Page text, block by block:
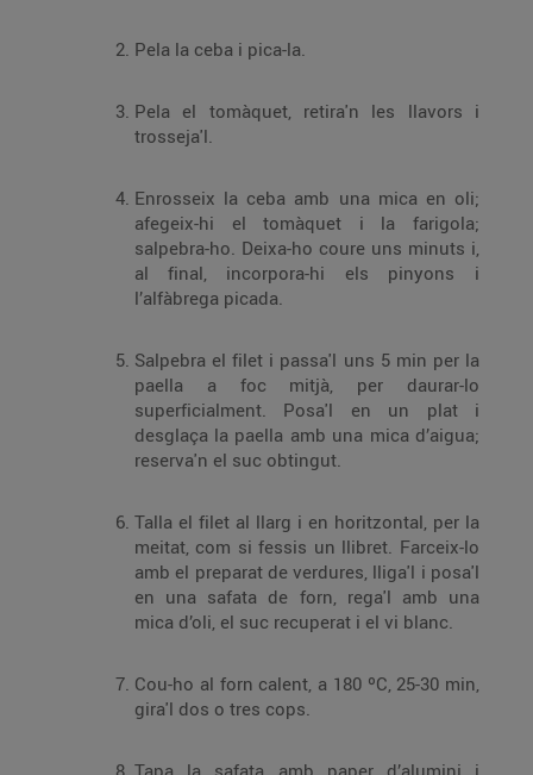
Pela la ceba i pica-la.
Pela el tomàquet, retira'n les llavors i
trosseja'l.
Enrosseix la ceba amb una mica en oli;
afegeix-hi el tomàquet i la farigola;
salpebra-ho. Deixa-ho coure uns minuts i,
al final, incorpora-hi els pinyons i
l’alfàbrega picada.
Salpebra el filet i passa'l uns 5 min per la
paella a foc mitjà, per daurar-lo
superficialment. Posa'l en un plat i
desglaça la paella amb una mica d’aigua;
reserva'n el suc obtingut.
Talla el filet al llarg i en horitzontal, per la
meitat, com si fessis un llibret. Farceix-lo
amb el preparat de verdures, lliga'l i posa'l
en una safata de forn, rega'l amb una
mica d’oli, el suc recuperat i el vi blanc.
Cou-ho al forn calent, a 180 ºC, 25-30 min,
gira'l dos o tres cops.
Tapa la safata amb paper d’alumini i